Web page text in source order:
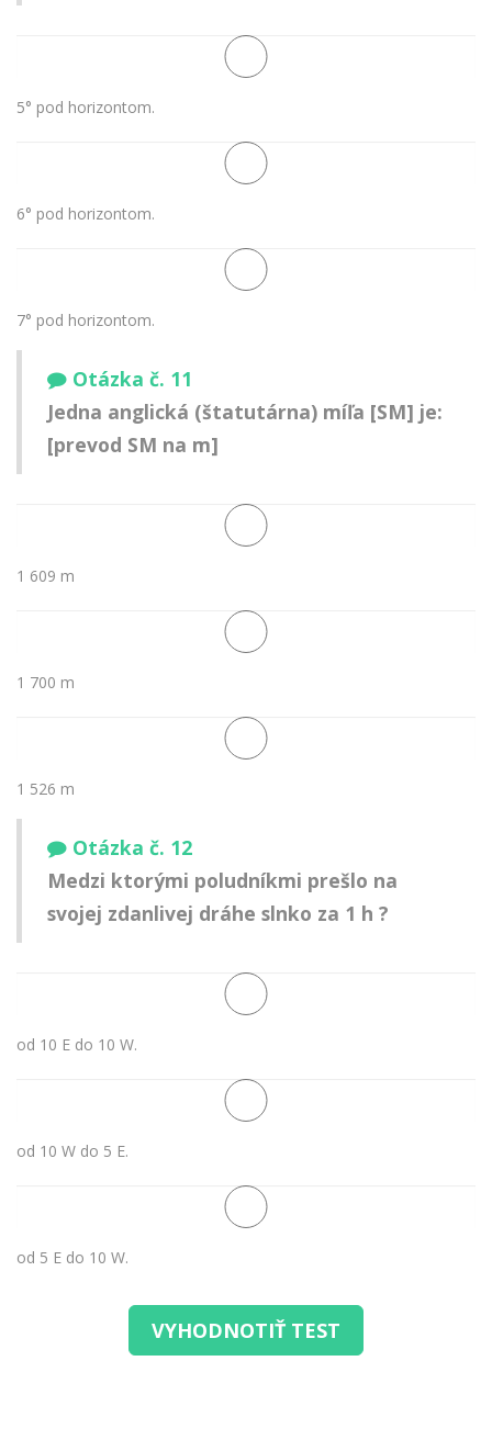
5° pod horizontom.
6° pod horizontom.
7° pod horizontom.
Otázka č. 11
Jedna anglická (štatutárna) míľa [SM] je:
[prevod SM na m]
1 609 m
1 700 m
1 526 m
Otázka č. 12
Medzi ktorými poludníkmi prešlo na
svojej zdanlivej dráhe slnko za 1 h ?
od 10 E do 10 W.
od 10 W do 5 E.
od 5 E do 10 W.
VYHODNOTIŤ TEST